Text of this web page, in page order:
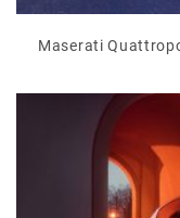
Maserati